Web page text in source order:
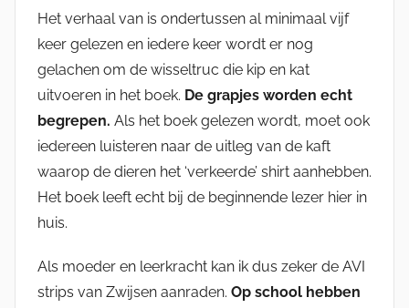
Het verhaal van is ondertussen al minimaal vijf
keer gelezen en iedere keer wordt er nog
gelachen om de wisseltruc die kip en kat
uitvoeren in het boek. De grapjes worden echt
begrepen. Als het boek gelezen wordt, moet ook
iedereen luisteren naar de uitleg van de kaft
waarop de dieren het ‘verkeerde’ shirt aanhebben.
Het boek leeft echt bij de beginnende lezer hier in
huis.
Als moeder en leerkracht kan ik dus zeker de AVI
strips van Zwijsen aanraden. Op school hebben